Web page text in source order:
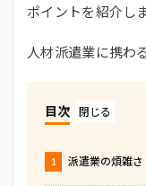
ポイントを紹介し
人材派遣業に携わ
目次
1 派遣業の煩雑さ